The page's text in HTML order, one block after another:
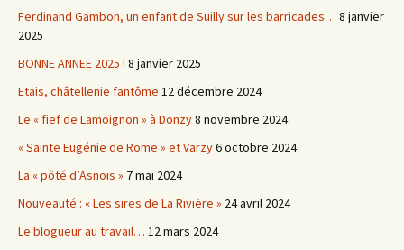
Ferdinand Gambon, un enfant de Suilly sur les barricades… 8 janvier
2025
BONNE ANNEE 2025 ! 8 janvier 2025
Etais, châtellenie fantôme 12 décembre 2024
Le « fief de Lamoignon » à Donzy8 novembre 2024
« Sainte Eugénie de Rome » et Varzy6 octobre 2024
La « pôté d’Asnois » 7 mai 2024
Nouveauté : « Les sires de La Rivière » 24 avril 2024
Le blogueur au travail… 12 mars 2024